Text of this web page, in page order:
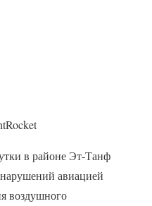
в районе Эт-Танф
нарушений авиацией
воздушного